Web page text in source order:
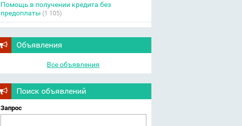
Помощь в получении кредита без
предоплаты (1 105)
Объявления
Все объявления
Поиск объявлений
Запрос